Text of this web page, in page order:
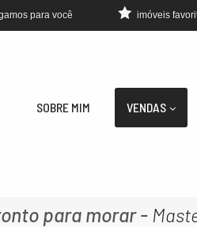
para você imóveis
SOBRE MIM VENDAS
para morar-